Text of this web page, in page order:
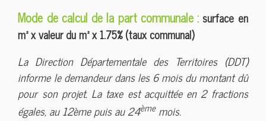
Mode de calcul de la part communale :surface en
m² x valeur du m² x 1.75% (taux communal)
La Direction Départementale des Territoires (DDT)
informe le demandeur dans les 6 mois du montant dû
pour son projet. La taxe est acquittée en 2 fractions
égales, au 12ème puis au 24èmemois.